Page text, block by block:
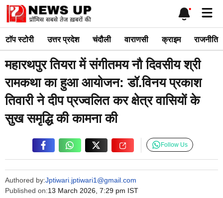
Skip
content
टाॅप स्टोरी उत्तर प्रदेश चंदौली वाराणसी क्राइम राजनीति
महारथपुर तियरा में संगीतमय नौ दिवसीय श्री
रामकथा का हुआ आयोजन: डॉ.विनय प्रकाश
तिवारी ने दीप प्रज्वलित कर क्षेत्र वासियों के
सुख समृद्धि की कामना की
Authored by:Jptiwari.jptiwari1@gmail.com
Published on:13 March 2026, 7:29 pm IST
Follow Us